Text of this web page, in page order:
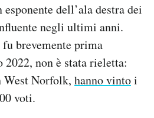
dell’ala destra dei
negli ultimi anni.
brevemente prima
non è stata rieletta:
West Norfolk, hanno vintoi
voti.